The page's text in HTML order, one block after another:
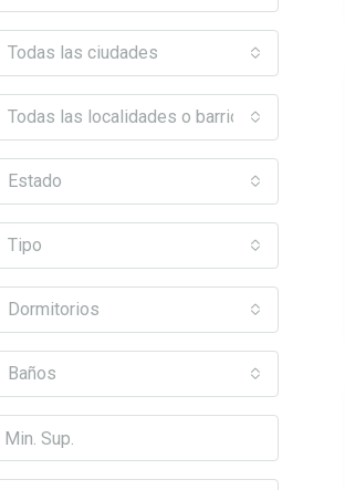
Todas las ciudades
Todas las localidades o barrios
Estado
Tipo
Dormitorios
Baños